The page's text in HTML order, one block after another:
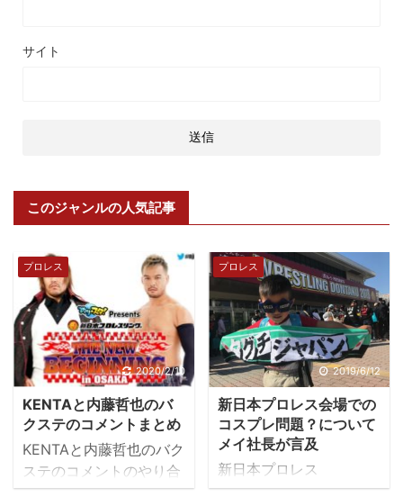
サイト
このジャンルの人気記事
プロレス
2020/2/10
KENTAと内藤哲也のバ
クステのコメントまとめ
KENTAと内藤哲也のバク
ステのコメントのやり合
いが凄い。 常々、レスラ
プロレス
2019/6/12
新日本プロレス会場での
コスプレ問題？について
メイ社長が言及
新日本プロレス
「DOMINION大阪」大会